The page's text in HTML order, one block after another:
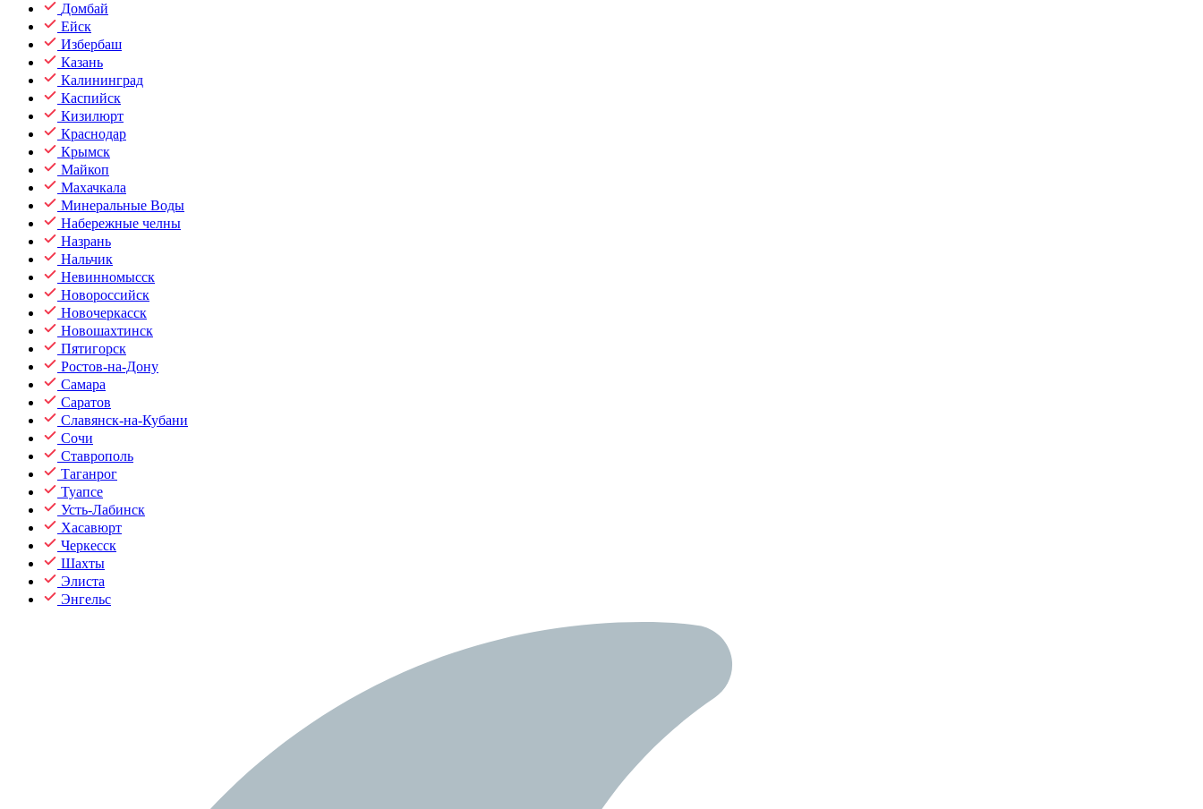
Домбай
Ейск
Избербаш
Казань
Калининград
Каспийск
Кизилюрт
Краснодар
Крымск
Майкоп
Махачкала
Минеральные Воды
Набережные челны
Назрань
Нальчик
Невинномысск
Новороссийск
Новочеркасск
Новошахтинск
Пятигорск
Ростов-на-Дону
Самара
Саратов
Славянск-на-Кубани
Сочи
Ставрополь
Таганрог
Туапсе
Усть-Лабинск
Хасавюрт
Черкесск
Шахты
Элиста
Энгельс